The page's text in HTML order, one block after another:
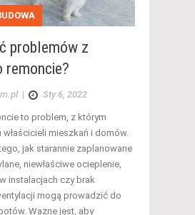
problemów z
remoncie?
| Sty 6, 2022
to problem, z którym
właścicieli mieszkań i domów.
jak starannie zaplanowane
niewłaściwe ocieplenie,
instalacjach czy brak
mogą prowadzić do
Ważne jest, aby